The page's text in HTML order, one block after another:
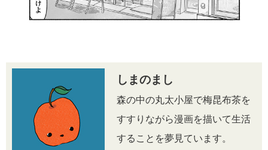
しまのまし
森の中の丸太小屋で梅昆布茶を
すすりながら漫画を描いて生活
することを夢見ています。